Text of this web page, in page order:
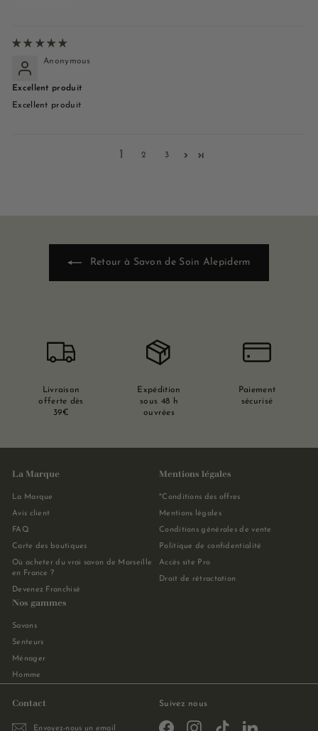
Anonymous
Excellent produit
Excellent produit
1 2 3
Retour à Savon de Soin Alepiderm
Livraison
offerte dès
39€
Expédition
sous 48 h
ouvrées
Paiement
sécurisé
La Marque
La Marque
Avis client
FAQ
Carte des boutiques
Où acheter du vrai savon de Marseille
en France ?
Devenez Franchisé
Mentions légales
*Conditions des offres
Mentions légales
Conditions générales de vente
Politique de confidentialité
Accès site Pro
Droit de rétractation
Nos gammes
Savons
Senteurs
Ménager
Homme
Contact
Envoyez-nous un email
Suivez nous
FacebookInstagramTikTok LinkedIn